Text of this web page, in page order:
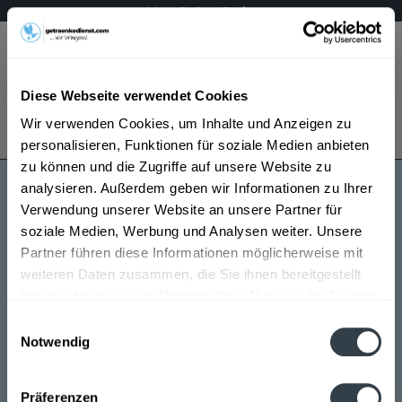
Diese Webseite verwendet Cookies
Wir verwenden Cookies, um Inhalte und Anzeigen zu
personalisieren, Funktionen für soziale Medien anbieten
zu können und die Zugriffe auf unsere Website zu
analysieren. Außerdem geben wir Informationen zu Ihrer
Verwendung unserer Website an unsere Partner für
soziale Medien, Werbung und Analysen weiter. Unsere
Partner führen diese Informationen möglicherweise mit
weiteren Daten zusammen, die Sie ihnen bereitgestellt
Notwendig
Präferenzen
Mo – Fr 9 – 17 Uhr
Menü
Bestellung widerrufen
Es gilt unsere Datenschutzerklärung
Erzquell
Erzquell wird in den folgenden Regionen, Städten,